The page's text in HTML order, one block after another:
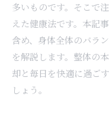
多いものです。そこで
えた健康法です。本記
含め、身体全体のバラ
を解説します。整体の
却と毎日を快適に過ご
しょう。